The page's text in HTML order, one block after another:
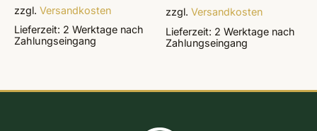
zzgl. Versandkosten
Lieferzeit: 2 Werktage nach
Zahlungseingang
zzgl. Versandkosten
Lieferzeit: 2 Werktage nach
Zahlungseingang